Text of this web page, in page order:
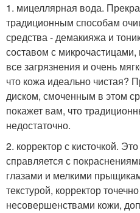
1. мицеллярная вода.
традиционным способам
средства - демакияжа и
составом с
все загрязнения и очень
что кожа идеально чистая?
диском, смоченным в этом
покажет вам, что
недостаточно.
2. корректор с кисточкой.
справляется с
глазами и мелкими
текстурой, корректор
несовершенствами кожи,